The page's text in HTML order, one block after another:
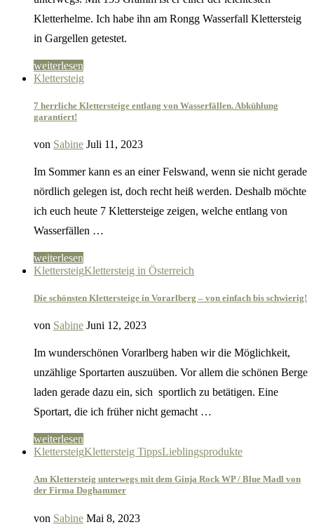
Kletterhelme. Ich habe ihn am Rongg Wasserfall Klettersteig
in Gargellen getestet.
weiterlesen
Klettersteig
7 herrliche Klettersteige entlang von Wasserfällen. Abkühlung
garantiert!
von Sabine Juli 11, 2023
Im Sommer kann es an einer Felswand, wenn sie nicht gerade
nördlich gelegen ist, doch recht heiß werden. Deshalb möchte
ich euch heute 7 Klettersteige zeigen, welche entlang von
Wasserfällen …
weiterlesen
KlettersteigKlettersteig in Österreich
Die schönsten Klettersteige in Vorarlberg – von einfach bis schwierig!
von Sabine Juni 12, 2023
Im wunderschönen Vorarlberg haben wir die Möglichkeit,
unzählige Sportarten auszuüben. Vor allem die schönen Berge
laden gerade dazu ein, sich sportlich zu betätigen. Eine
Sportart, die ich früher nicht gemacht …
weiterlesen
KlettersteigKlettersteig TippsLieblingsprodukte
Am Klettersteig unterwegs mit dem Ginja Rock WP / Blue Madl von
der Firma Doghammer
von Sabine Mai 8, 2023